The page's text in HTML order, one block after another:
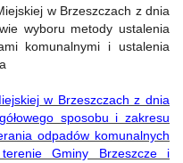
w Brzeszczach z dnia
wyboru metody ustalenia
komunalnymi i ustalenia
w Brzeszczach z dnia
sposobu i zakresu
odpadów komunalnych
Gminy Brzeszcze i